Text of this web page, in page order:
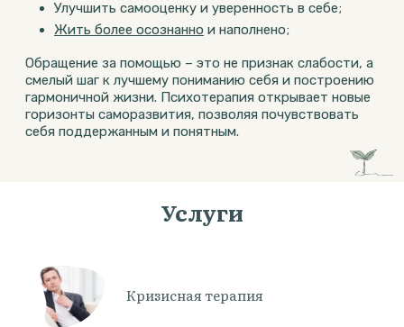
Улучшить самооценку и уверенность в себе;
Жить более осознанно и наполнено;
Обращение за помощью – это не признак слабости, а
смелый шаг к лучшему пониманию себя и построению
гармоничной жизни. Психотерапия открывает новые
горизонты саморазвития, позволяя почувствовать
себя поддержанным и понятным.
Услуги
Кризисная терапия